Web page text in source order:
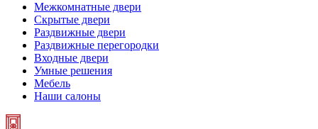
Межкомнатные двери
Скрытые двери
Раздвижные двери
Раздвижные перегородки
Входные двери
Умные решения
Мебель
Наши салоны